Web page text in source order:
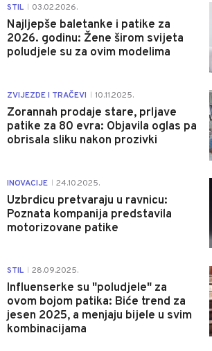
STIL 03.02.2026.
Najljepše baletanke i patike za
2026. godinu: Žene širom svijeta
poludjele su za ovim modelima
ZVIJEZDE I TRAČEVI 10.11.2025.
Zorannah prodaje stare, prljave
patike za 80 evra: Objavila oglas pa
obrisala sliku nakon prozivki
INOVACIJE 24.10.2025.
Uzbrdicu pretvaraju u ravnicu:
Poznata kompanija predstavila
motorizovane patike
STIL 28.09.2025.
Influenserke su "poludjele" za
ovom bojom patika: Biće trend za
jesen 2025, a menjaju bijele u svim
kombinacijama